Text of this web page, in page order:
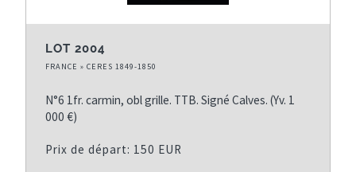
LOT 2004
FRANCE » CERES 1849-1850
N°6 1fr. carmin, obl grille. TTB. Signé Calves. (Yv. 1
000 €)
Prix de départ: 150 EUR